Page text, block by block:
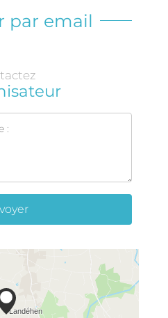
par email